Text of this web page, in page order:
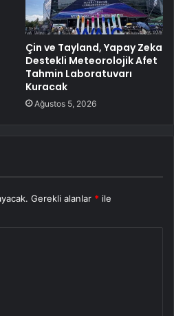
Çin ve Tayland, Yapay Zeka
Destekli Meteorolojik Afet
Tahmin Laboratuvarı
Kuracak
Ağustos 5, 2026
Gerekli alanlar * ile